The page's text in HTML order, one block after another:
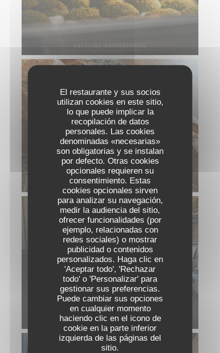
El restaurante y sus socios
utilizan cookies en este sitio,
lo que puede implicar la
recopilación de datos
personales. Las cookies
denominadas «necesarias»
son obligatorias y se instalan
por defecto. Otras cookies
opcionales requieren su
consentimiento. Estas
cookies opcionales sirven
para analizar su navegación,
medir la audiencia del sitio,
ofrecer funcionalidades (por
ejemplo, relacionadas con
redes sociales) o mostrar
publicidad o contenidos
personalizados. Haga clic en
'Aceptar todo', 'Rechazar
todo' o 'Personalizar' para
gestionar sus preferencias.
Puede cambiar sus opciones
en cualquier momento
haciendo clic en el icono de
cookie en la parte inferior
izquierda de las páginas del
sitio.
Les Reflets